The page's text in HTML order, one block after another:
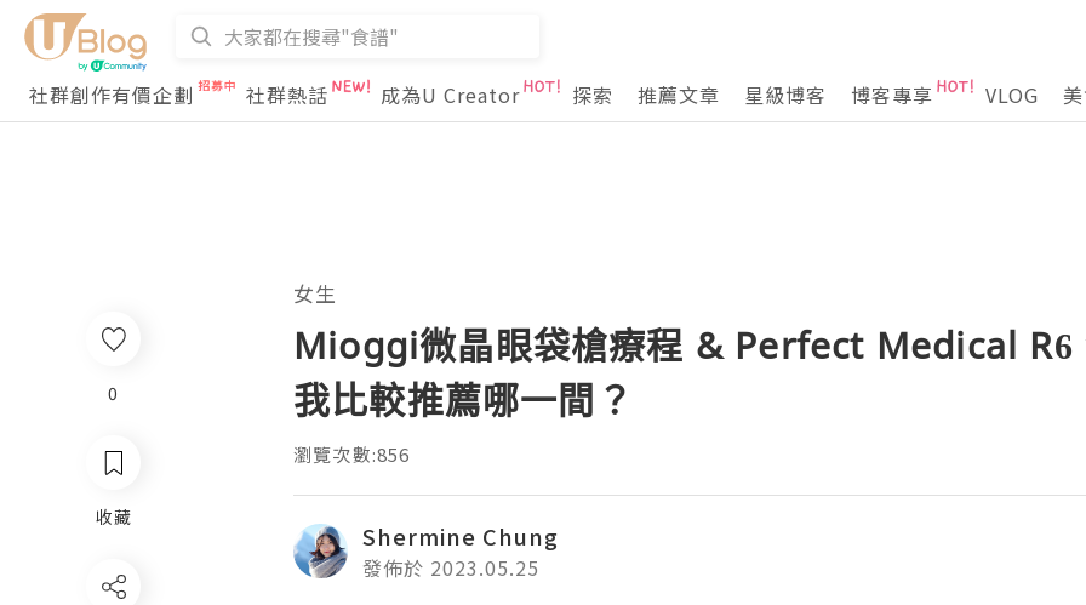
社群創作有價企劃 社群熱話 成為U Creator 探索 推薦文章 星級博客 博客專享 VLOG
女生
Mioggi微晶眼袋槍療程 & Perfect Medical R6
我比較推薦哪一間？
瀏覽次數:856
Shermine Chung
發佈於 2023.05.25
0
收藏